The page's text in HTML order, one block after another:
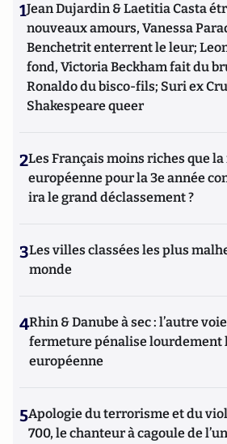
1Jean Dujardin & Laetitia Casta
nouveaux amours, Vanessa
Benchetrit enterrent le leur;
fond, Victoria Beckham fait du
Ronaldo du bisco-fils; Suri ex
Shakespeare queer
2Les Français moins riches que
européenne pour la 3e année
ira le grand déclassement ?
3Les villes classées les plus
monde
4Rhin & Danube à sec : l’autre
fermeture pénalise lourdement
européenne
5Apologie du terrorisme et du
700, le chanteur à cagoule de